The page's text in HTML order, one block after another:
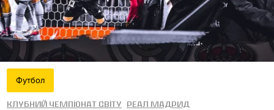
Футбол
Клубний чемпіонат світу Реал Мадрид